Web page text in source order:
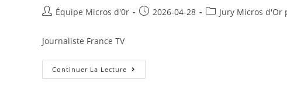
Auteur/autrice
la
publication :
Équipe Micros d'0r
Publication
2026-04-28
PostJury Micros d'Or
Journaliste France TV
Continuer La Lecture Guillaume
Papin